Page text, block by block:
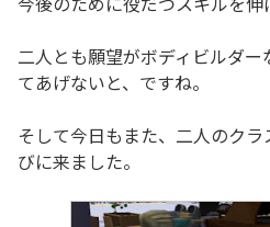
二人とも願望がボディビルダ
てあげないと、ですね。
そして今日もまた、二人のク
びに来ました。